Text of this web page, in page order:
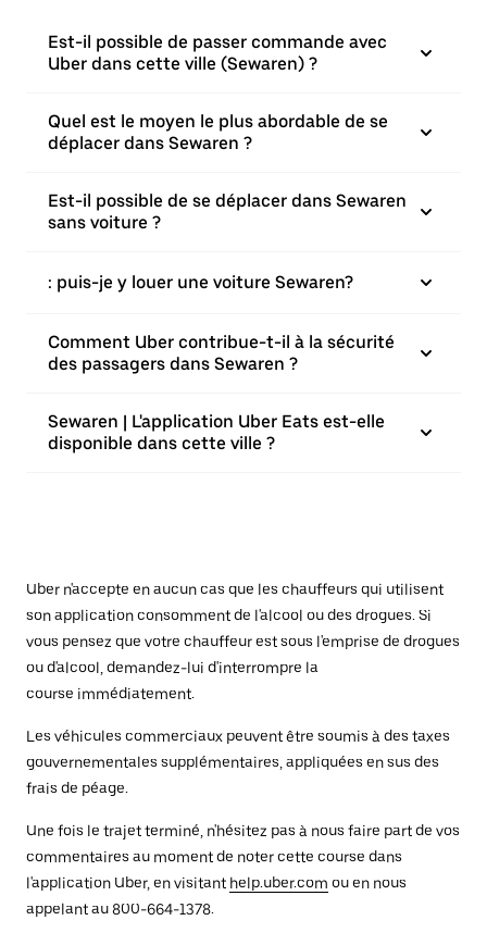
Est-il possible de passer commande avec
Uber dans cette ville (Sewaren) ?
Quel est le moyen le plus abordable de se
déplacer dans Sewaren ?
Est-il possible de se déplacer dans Sewaren
sans voiture ?
: puis-je y louer une voiture Sewaren?
Comment Uber contribue-t-il à la sécurité
des passagers dans Sewaren ?
Sewaren | L'application Uber Eats est-elle
disponible dans cette ville ?
Uber n'accepte en aucun cas que les chauffeurs qui utilisent
son application consomment de l'alcool ou des drogues. Si
vous pensez que votre chauffeur est sous l'emprise de drogues
ou d'alcool, demandez-lui d'interrompre la
course immédiatement.
Les véhicules commerciaux peuvent être soumis à des taxes
gouvernementales supplémentaires, appliquées en sus des
frais de péage.
Une fois le trajet terminé, n'hésitez pas à nous faire part de vos
commentaires au moment de noter cette course dans
l'application Uber, en visitant help.uber.com ou en nous
appelant au 800-664-1378.